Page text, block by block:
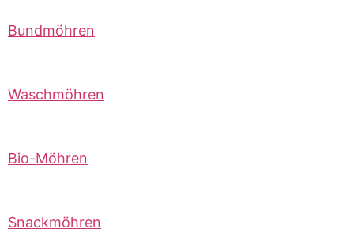
Bundmöhren
Waschmöhren
Bio-Möhren
Snackmöhren